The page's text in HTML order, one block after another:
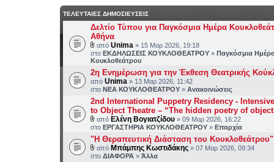
ΤΕΛΕΥΤΑΙΕΣ ΔΗΜΟΣΙΕΥΣΕΙΣ
Δελτίο Τύπου για Παγκόσμια Ημέρα
Αθήνα
από Unima » 15 Μαρ 2026, 19:18
στο ΕΚΔΗΛΩΣΕΙΣ ΚΟΥΚΛΟΘΕΑΤΡΟΥ » Παγκόσμια
Κουκλοθεάτρου
2η Ενημέρωση για την Έκθεση Θεατρικής
από Unima » 13 Μαρ 2026, 11:42
στο ΝΕΑ ΚΟΥΚΛΟΘΕΑΤΡΟΥ » Ανακοινώσεις
2nd International Puppetry Residency -
to Object Theatre – “The hidden poetry of
από Ελένη Βογιατζίδου » 09 Μαρ 2026, 16:22
στο ΕΡΓΑΣΤΗΡΙΑ ΚΟΥΚΛΟΘΕΑΤΡΟΥ » Επαρχία
"Η Θεραπευτική Διάσταση του Κουκλοθεάτρου"
από Μπάμπης Κωστιδάκης » 07 Μαρ 2026, 09:34
στο ΔΙΑΦΟΡΑ » Άλλα